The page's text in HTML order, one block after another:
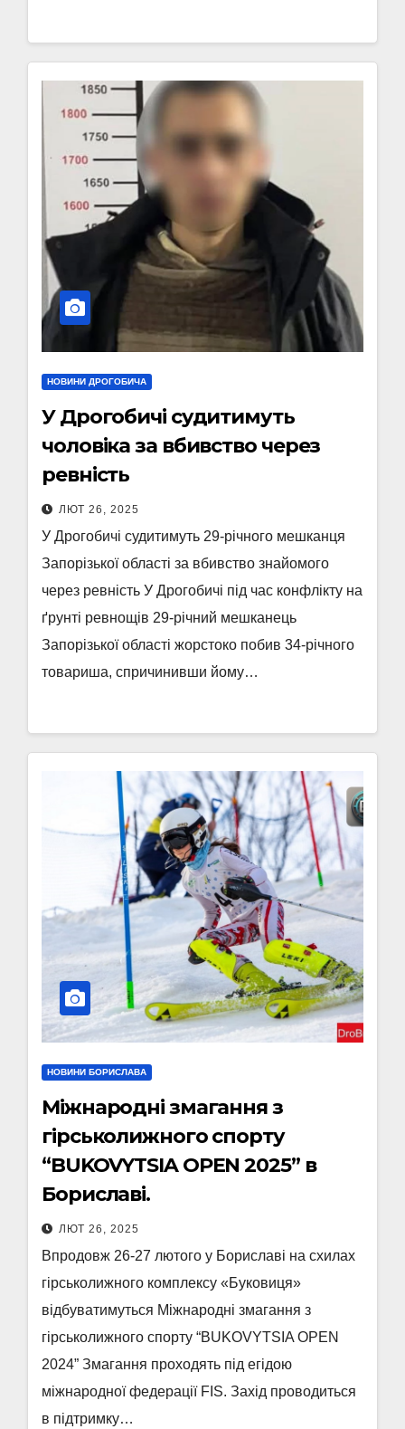
НОВИНИ ДРОГОБИЧА
У Дрогобичі судитимуть
чоловіка за вбивство через
ревність
ЛЮТ 26, 2025
У Дрогобичі судитимуть 29-річного мешканця
Запорізької області за вбивство знайомого
через ревність У Дрогобичі під час конфлікту на
ґрунті ревнощів 29-річний мешканець
Запорізької області жорстоко побив 34-річного
товариша, спричинивши йому…
НОВИНИ БОРИСЛАВА
Міжнародні змагання з
гірськолижного спорту
“BUKOVYTSIA OPEN 2025” в
Бориславі.
ЛЮТ 26, 2025
Впродовж 26-27 лютого у Бориславі на схилах
гірськолижного комплексу «Буковиця»
відбуватимуться Міжнародні змагання з
гірськолижного спорту “BUKOVYTSIA OPEN
2024” Змагання проходять під егідою
міжнародної федерації FIS. Захід проводиться
в підтримку…